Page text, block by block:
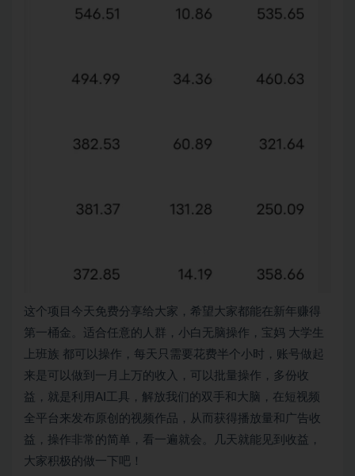
这个项目今天免费分享给大家，希望大家都能在新年赚得
第一桶金。适合任意的人群，小白无脑操作，宝妈 大学生
上班族 都可以操作，每天只需要花费半个小时，账号做起
来是可以做到一月上万的收入，可以批量操作，多份收
益，就是利用AI工具，解放我们的双手和大脑，在短视频
全平台来发布原创的视频作品，从而获得播放量和广告收
益，操作非常的简单，看一遍就会。几天就能见到收益，
大家积极的做一下吧！